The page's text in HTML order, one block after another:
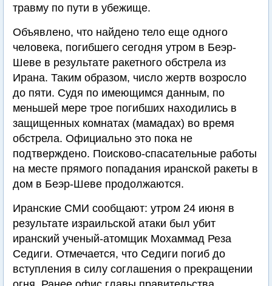
травму по пути в убежище.
Объявлено, что найдено тело еще одного
человека, погибшего сегодня утром в Беэр-
Шеве в результате ракетного обстрела из
Ирана. Таким образом, число жертв возросло
до пяти. Судя по имеющимся данным, по
меньшей мере трое погибших находились в
защищенных комнатах (мамадах) во время
обстрела. Официально это пока не
подтверждено. Поисково-спасательные работы
на месте прямого попадания иранской ракеты в
дом в Беэр-Шеве продолжаются.
Иранские СМИ сообщают: утром 24 июня в
результате израильской атаки был убит
иранский ученый-атомщик Мохаммад Реза
Седиги. Отмечается, что Седиги погиб до
вступления в силу соглашения о прекращении